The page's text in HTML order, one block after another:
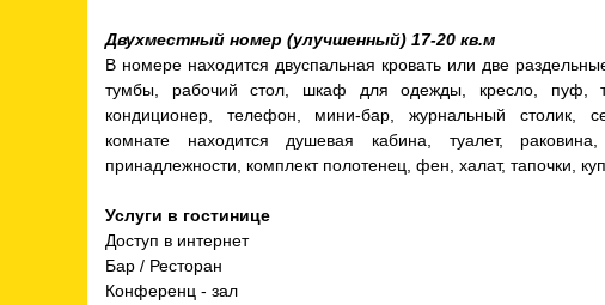
Двухместный номер (улучшенный) 17-20 кв.м
В номере находится двуспальная кровать или две
тумбы, рабочий стол, шкаф для одежды, кресло, пуф,
кондиционер, телефон, мини-бар, журнальный столик,
комнате находится душевая кабина, туалет, раковина,
принадлежности, комплект полотенец, фен, халат, тапочки,
Услуги в гостинице
Доступ в интернет
Бар / Ресторан
Конференц - зал